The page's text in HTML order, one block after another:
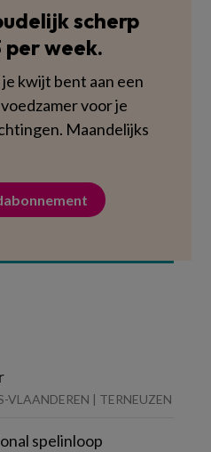
scherp
week.
kwijt bent aan een
voor je
Maandelijks
VLAANDEREN | TERNEUZEN
spelinloop